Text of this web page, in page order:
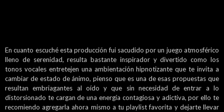
En cuanto escuché esta producción fui sacudido por un juego atmosférico
lleno de serenidad, resulta bastante inspirador y divertido como los
tonos vocales entretejen una ambientación hipnotizante que te invita a
cambiar de estado de ánimo, pienso que es una de esas propuestas que
resultan embriagantes al oído y que sin necesidad de entrar a lo
distorsionado te cargan de una energía contagiosa y adictiva, por ello te
recomiendo agregarla ahora mismo a tu playlist favorita y dejarte llevar